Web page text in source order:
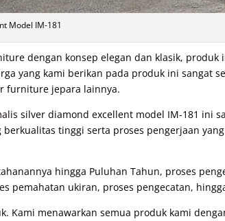
Model IM-181
dengan konsep elegan dan klasik, produk
yang kami berikan pada produk ini sangat
furniture jepara lainnya.
silver diamond excellent model IM-181 ini
tinggi serta proses pengerjaan
hingga Puluhan Tahun, proses
pemahatan ukiran, proses pengecatan,
Kami menawarkan semua produk kami